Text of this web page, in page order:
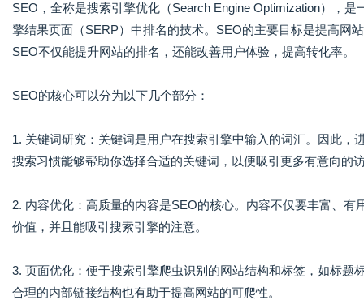
SEO，全称是搜索引擎优化（Search Engine Optimization），
擎结果页面（SERP）中排名的技术。SEO的主要目标是提高网
SEO不仅能提升网站的排名，还能改善用户体验，提高转化率。
SEO的核心可以分为以下几个部分：
1. 关键词研究：关键词是用户在搜索引擎中输入的词汇。因此
搜索习惯能够帮助你选择合适的关键词，以便吸引更多有意向的
2. 内容优化：高质量的内容是SEO的核心。内容不仅要丰富、
价值，并且能吸引搜索引擎的注意。
3. 页面优化：便于搜索引擎爬虫识别的网站结构和标签，如标
合理的内部链接结构也有助于提高网站的可爬性。